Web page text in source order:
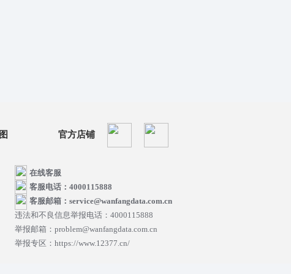
官方店铺
在线客服
客服电话：4000115888
客服邮箱：service@wanfangdata.com.cn
违法和不良信息举报电话：4000115888
举报邮箱：problem@wanfangdata.com.cn
举报专区：https://www.12377.cn/